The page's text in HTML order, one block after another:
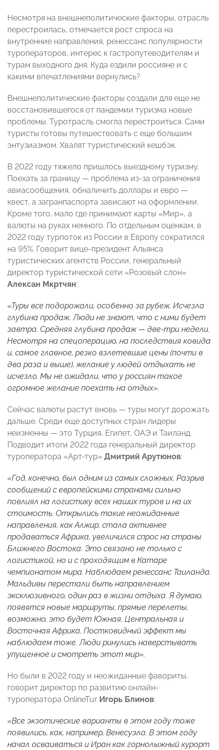
Несмотря на внешнеполитические факторы, отрасль
перестроилась, отмечается рост спроса на
внутренние направления, ренессанс популярности
туроператоров, интерес к гастропутеводителям и
турам выходного дня. Куда ездили россияне и с
какими впечатлениями вернулись?
Внешнеполитические факторы создали для еще не
восстановившегося от пандемии туризма новые
проблемы. Туротрасль смогла перестроиться. Сами
туристы готовы путешествовать с еще большим
энтузиазмом. Хвалят туристический кешбэк.
В 2022 году тяжело пришлось выездному туризму.
Поехать за границу — проблема из-за ограничения
авиасообщения, обналичить доллары и евро —
квест, а загранпаспорта зависают на оформлении.
Кроме того, мало где принимают карты «Мир», а
валюты на руках немного. По отдельным оценкам, в
2022 году турпоток из России в Европу сократился
на 95%. Говорит вице-президент Альянса
туристических агентств России, генеральный
директор туристической сети «Розовый слон»
Алексан Мкртчян:
«Туры все подорожали, особенно за рубеж. Исчезла
глубина продаж. Люди не знают, что с ними будет
завтра. Средняя глубина продаж — две-три недели.
Несмотря на спецоперацию, на последствия ковида
и, самое главное, резко взлетевшие цены (почти в
два раза и выше), желание у людей отдыхать не
исчезло. Мы не ожидали, что у россиян такое
огромное желание поехать на отдых».
Сейчас валюты растут вновь — туры могут дорожать
дальше. Среди еще доступных стран лидеры
неизменны — это Турция, Египет, ОАЭ и Таиланд.
Подводит итоги 2022 года генеральный директор
туроператора «Арт-тур» Дмитрий Арутюнов:
«Год, конечно, был одним из самых сложных. Разрыв
сообщений с европейскими странами сильно
повлиял на логистику всех наших туров и на их
стоимость. Открылись такие неожиданные
направления, как Алжир, стала активнее
продаваться Африка, увеличился спрос на страны
Ближнего Востока. Это связано не только с
логистикой, но и с проходящим в Катаре
чемпионатом мира. Наблюдаем ренессанс Таиланда.
Мальдивы перестали быть направлением
эксклюзивного, один раз в жизни отдыха. Я думаю,
появятся новые маршруты, прямые перелеты,
возможно, это будет Южная, Центральная и
Восточная Африка. Постковидный эффект мы
наблюдаем тоже. Люди ринулись наверстывать
упущенное и смотреть этот мир».
Но были в 2022 году и неожиданные фавориты,
говорит директор по развитию онлайн-
туроператора OnlineTur Игорь Блинов:
«Все экзотические варианты в этом году тоже
появились, как, например, Венесуэла. В этом году
начал осваиваться и Иран как горнолыжный курорт